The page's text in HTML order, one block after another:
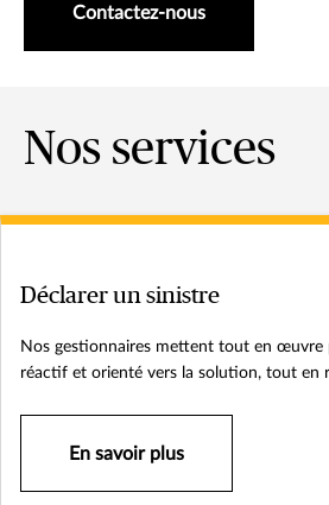
Contactez-nous
Nos services
Déclarer un sinistre
Nos gestionnaires mettent tout en œuvre
réactif et orienté vers la solution, tout en
En savoir plus